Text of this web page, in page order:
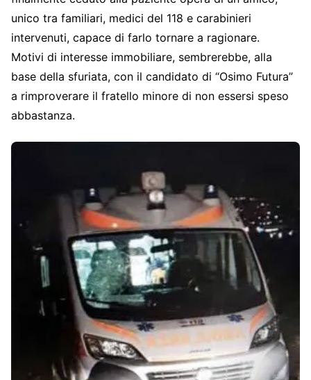
unico tra familiari, medici del 118 e carabinieri
intervenuti, capace di farlo tornare a ragionare.
Motivi di interesse immobiliare, sembrerebbe, alla
base della sfuriata, con il candidato di “Osimo Futura”
a rimproverare il fratello minore di non essersi speso
abbastanza.